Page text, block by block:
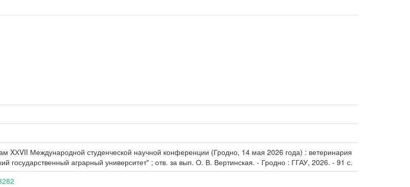
XХVII Международной студенческой научной конференции (Гродно, 14 мая 2026 года) : ветеринария
государственный аграрный университет" ; отв. за вып. О. В. Вертинская. - Гродно : ГГАУ, 2026. - 91 с.